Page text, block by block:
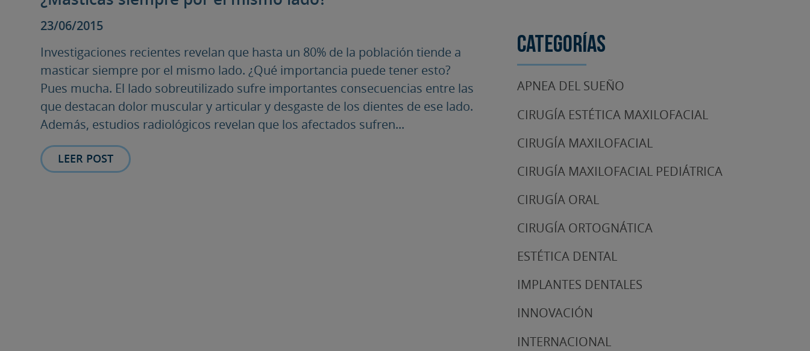
23/06/2015
Investigaciones recientes revelan que hasta un 80% de la población tiende a
masticar siempre por el mismo lado. ¿Qué importancia puede tener esto?
Pues mucha. El lado sobreutilizado sufre importantes consecuencias entre las
que destacan dolor muscular y articular y desgaste de los dientes de ese lado.
Además, estudios radiológicos revelan que los afectados sufren...
LEER POST
Categorías
APNEA DEL SUEÑO
CIRUGÍA ESTÉTICA MAXILOFACIAL
CIRUGÍA MAXILOFACIAL
CIRUGÍA MAXILOFACIAL PEDIÁTRICA
CIRUGÍA ORAL
CIRUGÍA ORTOGNÁTICA
ESTÉTICA DENTAL
IMPLANTES DENTALES
INNOVACIÓN
INTERNACIONAL